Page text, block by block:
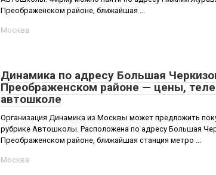
Преображенском районе, ближайшая ...
Москва
Динамика по адресу Большая
Преображенском районе — цены,
автошколе
Организация Динамика из Москвы может предложить
рубрике Автошколы. Расположена по адресу Большая
Преображенском районе, ближайшая станция метро ...
Москва